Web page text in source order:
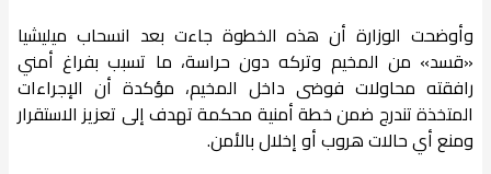
وأوضحت الوزارة أن هذه الخطوة جاءت بعد انسحاب ميليشيا
«قسد» من المخيم وتركه دون حراسة، ما تسبب بفراغ أمني
رافقته محاولات فوضى داخل المخيم، مؤكدة أن الإجراءات
المتخذة تندرج ضمن خطة أمنية محكمة تهدف إلى تعزيز الاستقرار
ومنع أي حالات هروب أو إخلال بالأمن.